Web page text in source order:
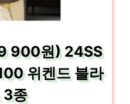
900원) 24SS
위켄드 블라
3종